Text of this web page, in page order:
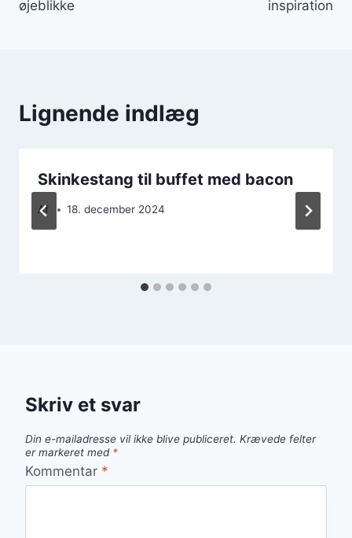
øjeblikke
inspiration
Lignende indlæg
Skinkestang til buffet med bacon
Af 18. december 2024
Skriv et svar
Din e-mailadresse vil ikke blive publiceret. Krævede felter
er markeret med *
Kommentar *